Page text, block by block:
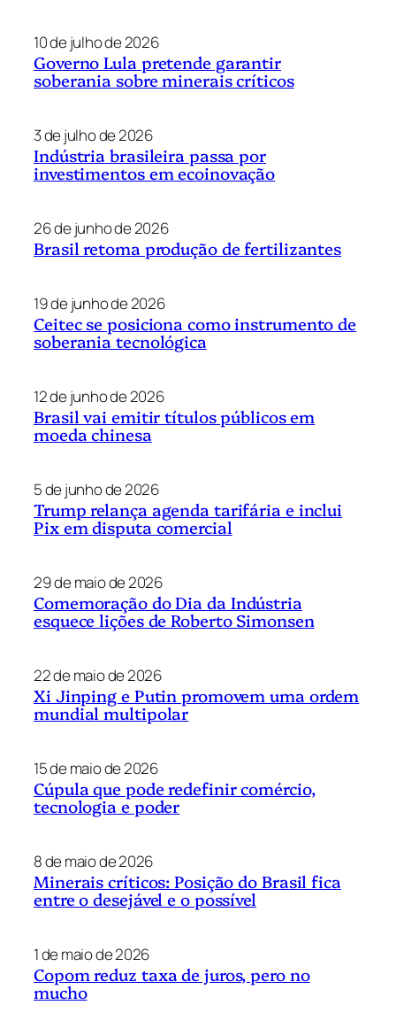
10 de julho de 2026
Governo Lula pretende garantir
soberania sobre minerais críticos
3 de julho de 2026
Indústria brasileira passa por
investimentos em ecoinovação
26 de junho de 2026
Brasil retoma produção de fertilizantes
19 de junho de 2026
Ceitec se posiciona como instrumento de
soberania tecnológica
12 de junho de 2026
Brasil vai emitir títulos públicos em
moeda chinesa
5 de junho de 2026
Trump relança agenda tarifária e inclui
Pix em disputa comercial
29 de maio de 2026
Comemoração do Dia da Indústria
esquece lições de Roberto Simonsen
22 de maio de 2026
Xi Jinping e Putin promovem uma ordem
mundial multipolar
15 de maio de 2026
Cúpula que pode redefinir comércio,
tecnologia e poder
8 de maio de 2026
Minerais críticos: Posição do Brasil fica
entre o desejável e o possível
1 de maio de 2026
Copom reduz taxa de juros, pero no
mucho